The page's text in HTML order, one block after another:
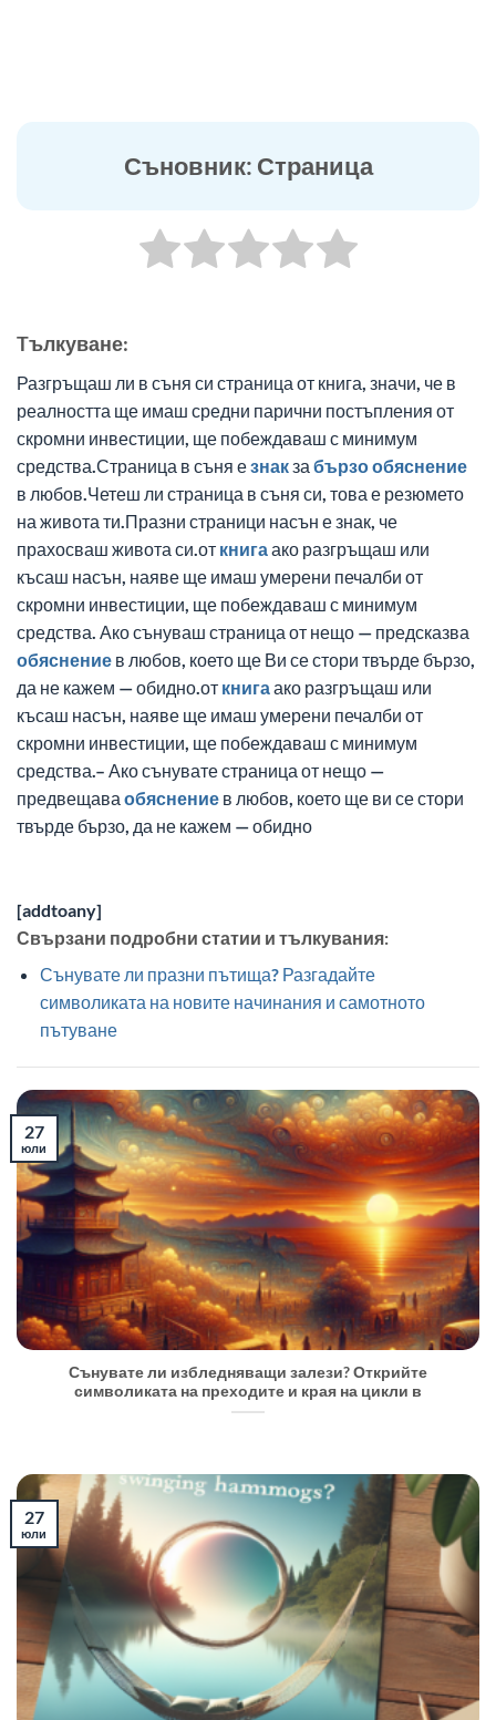
Съновник: Страница
Tълкуване:
Разгръщаш ли в съня си страница от книга, значи, че в
реалността ще имаш средни парични постъпления от
скромни инвестиции, ще побеждаваш с минимум
средства.Страница в съня езнакза бързообяснение
в любов.Четеш ли страница в съня си, това е резюмето
на живота ти.Празни страници насън е знак, че
прахосваш живота си.от книгаако разгръщаш или
късаш насън, наяве ще имаш умерени печалби от
скромни инвестиции, ще побеждаваш с минимум
средства. Ако сънуваш страница от нещо — предсказва
обяснение в любов, което ще Ви се стори твърде бързо,
да не кажем — обидно.от книгаако разгръщаш или
късаш насън, наяве ще имаш умерени печалби от
скромни инвестиции, ще побеждаваш с минимум
средства.– Ако сънувате страница от нещо —
предвещава обяснение в любов, което ще ви се стори
твърде бързо, да не кажем — обидно
[addtoany]
Свързани подробни статии и тълкувания:
Сънувате ли празни пътища? Разгадайте
символиката на новите начинания и самотното
пътуване
Сънувате ли избледняващи залези? Открийте
символиката на преходите и края на цикли в
27
юли
27
юли